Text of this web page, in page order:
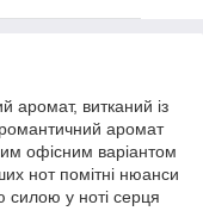
аромат, витканий із
романтичний аромат
офісним варіантом
нот помітні нюанси
силою у ноті серця